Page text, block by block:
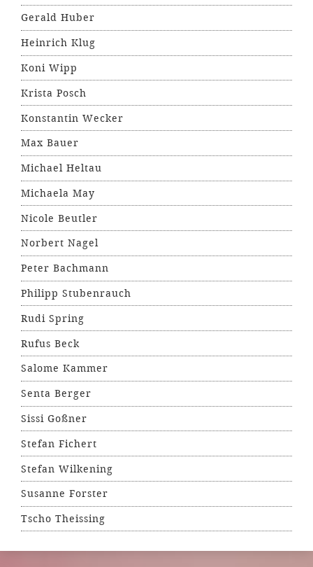
Gerald Huber
Heinrich Klug
Koni Wipp
Krista Posch
Konstantin Wecker
Max Bauer
Michael Heltau
Michaela May
Nicole Beutler
Norbert Nagel
Peter Bachmann
Philipp Stubenrauch
Rudi Spring
Rufus Beck
Salome Kammer
Senta Berger
Sissi Goßner
Stefan Fichert
Stefan Wilkening
Susanne Forster
Tscho Theissing